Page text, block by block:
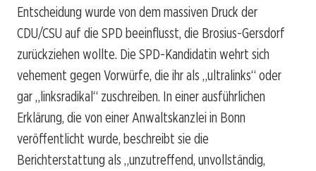
Entscheidung wurde von dem massiven Druck der
CDU/CSU auf die SPD beeinflusst, die Brosius-Gersdorf
zurückziehen wollte. Die SPD-Kandidatin wehrt sich
vehement gegen Vorwürfe, die ihr als „ultralinks“ oder
gar „linksradikal“ zuschreiben. In einer ausführlichen
Erklärung, die von einer Anwaltskanzlei in Bonn
veröffentlicht wurde, beschreibt sie die
Berichterstattung als „unzutreffend, unvollständig,